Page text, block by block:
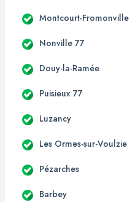
Montcourt-Fromonville
Nonville 77
Douy-la-Ramée
Puisieux 77
Luzancy
Les Ormes-sur-Voulzie
Pézarches
Barbey